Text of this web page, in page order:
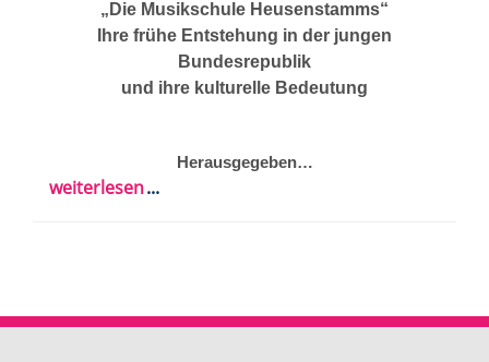
„Die Musikschule Heusenstamms“
Ihre frühe Entstehung in der jungen
Bundesrepublik
und ihre kulturelle Bedeutung
Herausgegeben…
weiterlesen